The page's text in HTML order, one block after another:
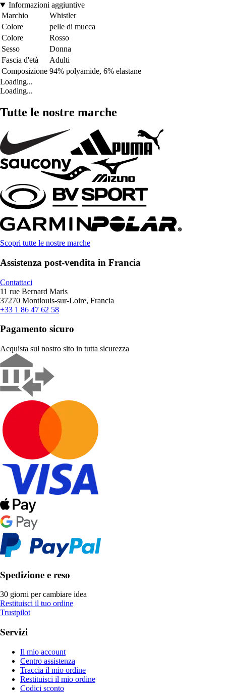
Informazioni aggiuntive
Marchio
Whistler
Colore
pelle di mucca
Colore
Rosso
Sesso
Donna
Fascia d'età
Adulti
Composizione 94% polyamide, 6% elastane
Loading...
Loading...
Tutte le nostre marche
Scopri tutte le nostre marche
Assistenza post-vendita in Francia
Contattaci
11 rue Bernard Maris
37270 Montlouis-sur-Loire, Francia
+33 1 86 47 62 58
Pagamento sicuro
Acquista sul nostro sito in tutta sicurezza
Spedizione e reso
30 giorni per cambiare idea
Restituisci il tuo ordine
Trustpilot
Servizi
Il mio account
Centro assistenza
Traccia il mio ordine
Restituisci il mio ordine
Codici sconto